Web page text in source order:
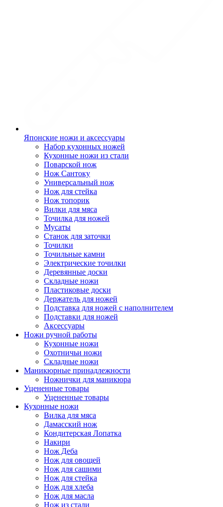
Японские ножи и аксессуары
Набор кухонных ножей
Кухонные ножи из стали
Поварской нож
Нож Сантоку
Универсальный нож
Нож для стейка
Нож топорик
Вилки для мяса
Точилка для ножей
Мусаты
Станок для заточки
Точилки
Точильные камни
Электрические точилки
Деревянные доски
Складные ножи
Пластиковые доски
Держатель для ножей
Подставка для ножей с наполнителем
Подставки для ножей
Аксессуары
Ножи ручной работы
Кухонные ножи
Охотничьи ножи
Складные ножи
Маникюрные принадлежности
Ножнички для маникюра
Уцененные товары
Уцененные товары
Кухонные ножи
Вилка для мяса
Дамасский нож
Кондитерская Лопатка
Накири
Нож Деба
Нож для овощей
Нож для сашими
Нож для стейка
Нож для хлеба
Нож для масла
Нож из стали